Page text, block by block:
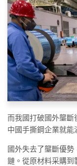
而我國打破國外壟斷
中國手撕鋼企業就能
國外失去了壟斷優
鏈。從原材料采購到